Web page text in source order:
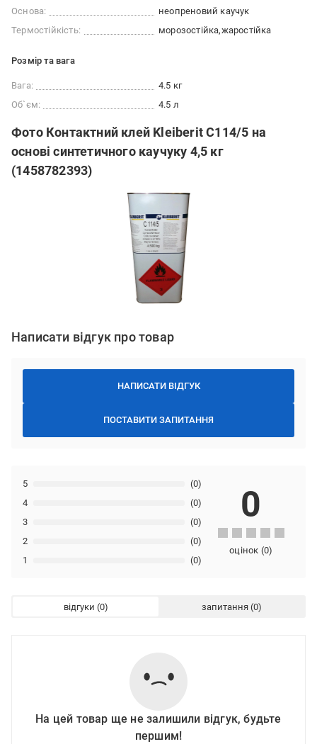
Основа:
неопреновий каучук
Термостійкість:
морозостійка жаростійка
Розмір та вага
Вага:
4.5 кг
Об`єм:
4.5 л
Фото Контактний клей Kleiberit C114/5 на
основі синтетичного каучуку 4,5 кг
(1458782393)
Написати відгук про товар
НАПИСАТИ ВІДГУК
ПОСТАВИТИ ЗАПИТАННЯ
1 (0)
2 (0)
3 (0)
4 (0)
5 (0)
0
оцінок (0)
відгуки запитання
На цей товар ще не залишили відгук, будьте
першим!